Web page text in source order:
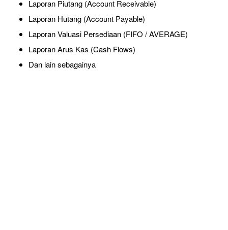
Laporan Piutang (Account Receivable)
Laporan Hutang (Account Payable)
Laporan Valuasi Persediaan (FIFO / AVERAGE)
Laporan Arus Kas (Cash Flows)
Dan lain sebagainya